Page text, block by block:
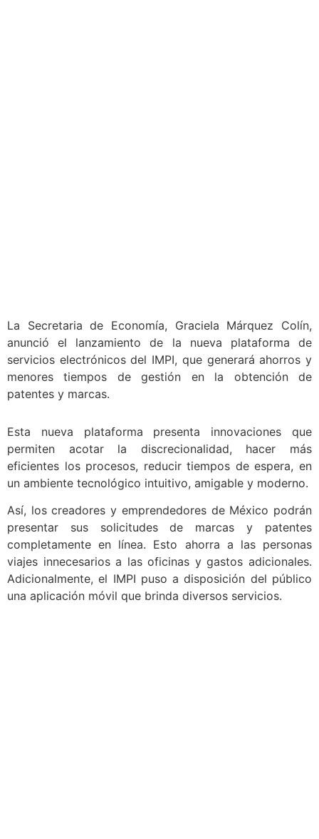
La Secretaria de Economía, Graciela Márquez Colín,
anunció el lanzamiento de la nueva plataforma de
servicios electrónicos del IMPI, que generará ahorros y
menores tiempos de gestión en la obtención de
patentes y marcas.
Esta nueva plataforma presenta innovaciones que
permiten acotar la discrecionalidad, hacer más
eficientes los procesos, reducir tiempos de espera, en
un ambiente tecnológico intuitivo, amigable y moderno.
Así, los creadores y emprendedores de México podrán
presentar sus solicitudes de marcas y patentes
completamente en línea. Esto ahorra a las personas
viajes innecesarios a las oficinas y gastos adicionales.
Adicionalmente, el IMPI puso a disposición del público
una aplicación móvil que brinda diversos servicios.